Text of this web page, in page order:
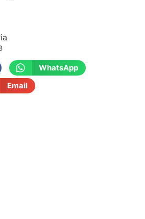
WhatsApp
Email